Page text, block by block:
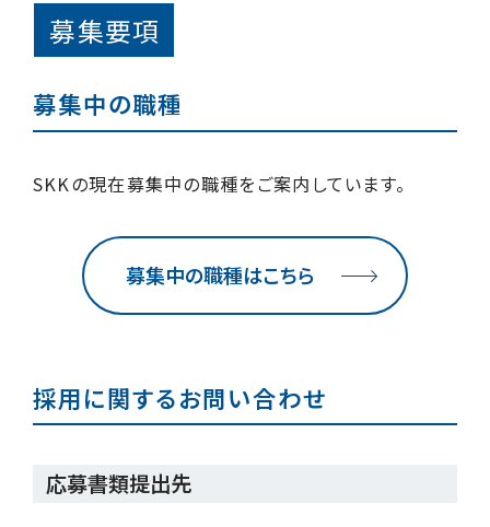
募集要項
募集中の職種
SKKの現在募集中の職種をご案内しています。
募集中の職種はこちら
採用に関するお問い合わせ
応募書類提出先